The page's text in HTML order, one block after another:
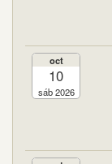
oct
10
sáb 2026